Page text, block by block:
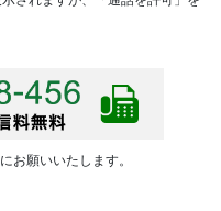
お願いいたします。